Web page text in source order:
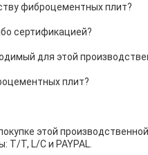
фиброцементных плит?
сертификацией?
для этой
плит?
этой
T, L/C и PAYPAL.